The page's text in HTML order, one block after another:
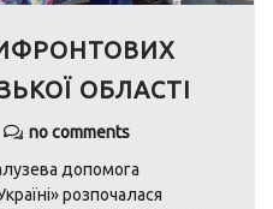
ОБЛАСТІ
no comments
допомога
розпочалася